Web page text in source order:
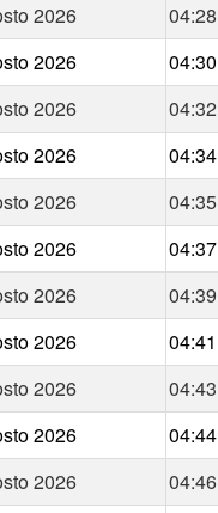
2026
04:28
2026
04:30
2026
04:32
2026
04:34
2026
04:35
2026
04:37
2026
04:39
2026
04:41
2026
04:43
2026
04:44
2026
04:46